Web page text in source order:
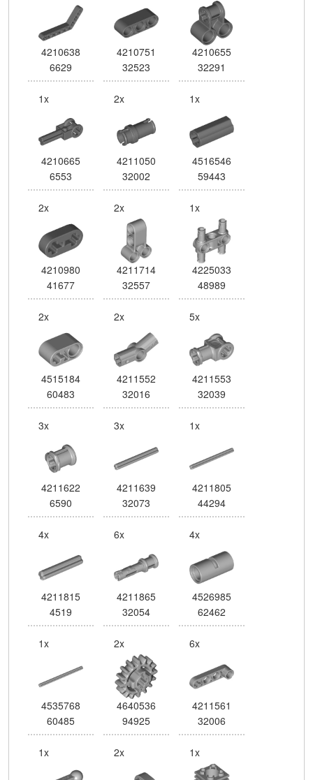
4210638
6629
4210751
32523
4210655
32291
1x
4210665
6553
2x
4211050
32002
1x
4516546
59443
2x
4210980
41677
2x
4211714
32557
1x
4225033
48989
2x
4515184
60483
2x
4211552
32016
5x
4211553
32039
3x
4211622
6590
3x
4211639
32073
1x
4211805
44294
4x
4211815
4519
6x
4211865
32054
4x
4526985
62462
1x
4535768
60485
2x
4640536
94925
6x
4211561
32006
1x 2x 1x